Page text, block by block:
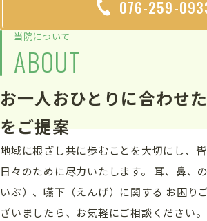
076-259-
当院について
ABOUT
お一人おひとりに合わせた
をご提案
地域に根ざし共に歩むことを大切にし、
日々のために尽力いたします。
耳、鼻、
いぶ）、嚥下（えんげ）に関する お困り
ざいましたら、お気軽にご相談ください。